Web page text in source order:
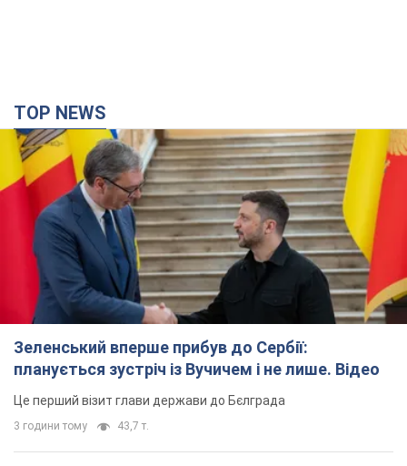
Зеленський вперше прибув до Сербії:
планується зустріч із Вучичем і не лише. Відео
Це перший візит глави держави до Бєлграда
3 години тому 43,7 т.
"Верніть Федорова": у містах України 23-й день
поспіль тривають масові мітинги з
картонками. Фото і відео
Учасники акцій продовжують серію щоденних протестів
2 години тому 1,4 т.
Сенат США схвалив законопроєкт Грема про